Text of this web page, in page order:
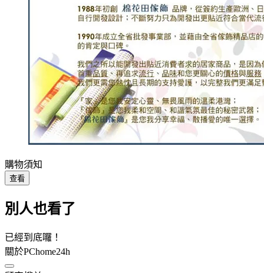
購物須知
查看
別人也看了
已經到底囉！
關於PChome24h